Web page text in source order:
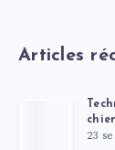
Articles
23